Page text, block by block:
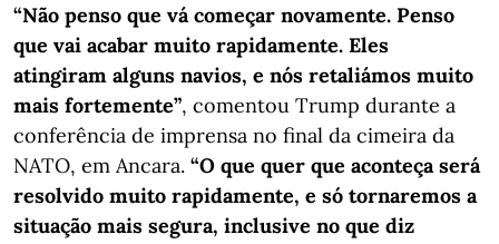
“Não penso que vá começar novamente. Penso
que vai acabar muito rapidamente. Eles
atingiram alguns navios, e nós retaliámos muito
mais fortemente”, comentou Trump durante a
conferência de imprensa no final da cimeira da
NATO, em Ancara. “O que quer que aconteça será
resolvido muito rapidamente, e só tornaremos a
situação mais segura, inclusive no que diz